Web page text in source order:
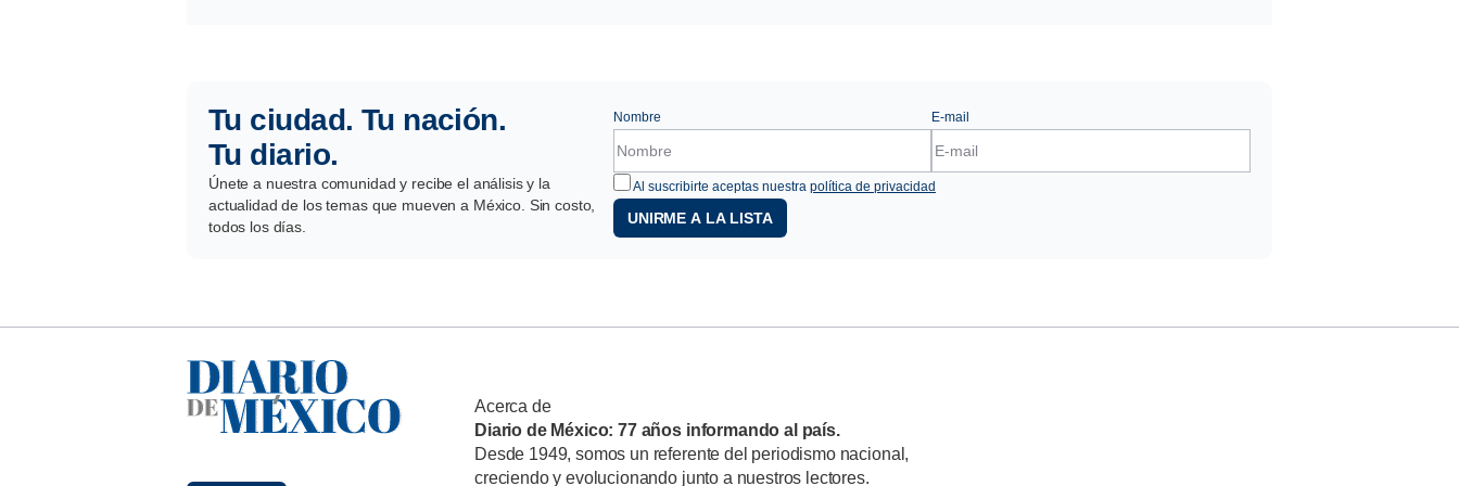
Tu ciudad. Tu nación.
Tu diario.
Únete a nuestra comunidad y recibe el análisis y la
actualidad de los temas que mueven a México. Sin costo,
todos los días.
Nombre E-mail
Al suscribirte aceptas nuestra política de privacidad
UNIRME A LA LISTA
Acerca de
Diario de México: 77 años informando al país.
Desde 1949, somos un referente del periodismo nacional,
creciendo y evolucionando junto a nuestros lectores.